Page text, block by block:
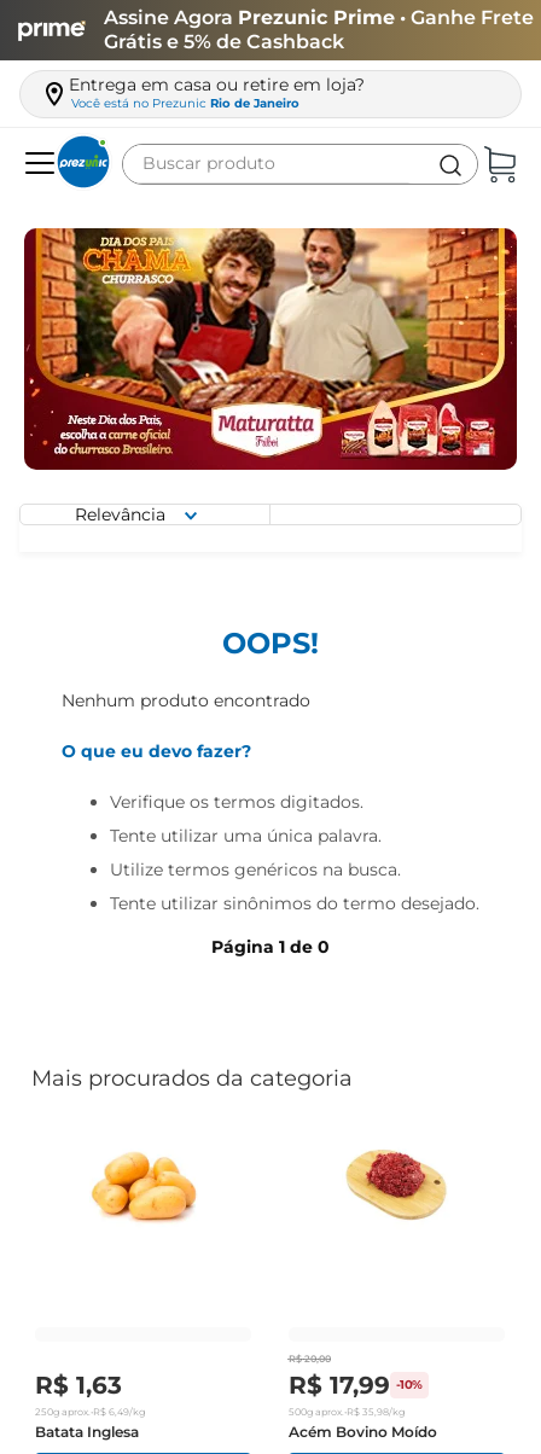
Assine Agora Prezunic Prime • Ganhe Frete
Grátis e 5% de Cashback
Entrega em casa ou retire em loja?
Você está no Prezunic Rio de Janeiro
Buscar produto
Relevância
OOPS!
Nenhum produto encontrado
O que eu devo fazer?
Verifique os termos digitados.
Tente utilizar uma única palavra.
Utilize termos genéricos na busca.
Tente utilizar sinônimos do termo desejado.
Página 1de 0
Mais procurados da categoria
R$ 1,63
250g aprox. •R$ 6,49/kg
Batata Inglesa
R$ 20,00
R$ 17,99 -10%
500gaprox. •R$ 35,98/kg
Acém Bovino Moído
carne
leite
café
queijo
azeite
biscoito
arroz